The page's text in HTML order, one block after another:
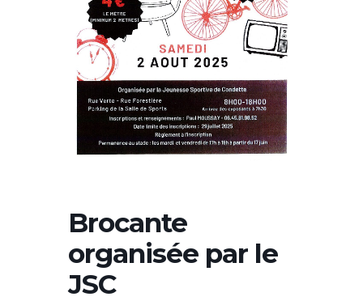
Brocante
organisée par le
JSC